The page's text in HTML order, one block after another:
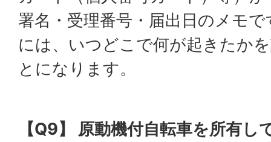
署名・受理番号・届出日のメモ
には、いつどこで何が起きたか
とになります。
【Q9】 原動機付自転車を所有